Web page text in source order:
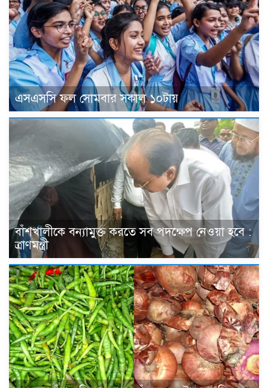
এসএসসি ফল সোমবার সকাল ১০টায়
বাঁশখালীকে বন্যামুক্ত করতে সব পদক্ষেপ নেওয়া হবে :
ত্রাণমন্ত্রী